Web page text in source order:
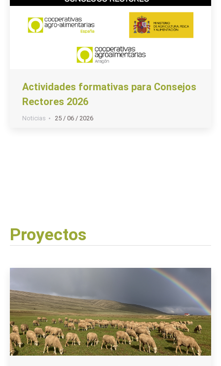
Actividades formativas para Consejos
Rectores 2026
Noticias 25 / 06 / 2026
Proyectos